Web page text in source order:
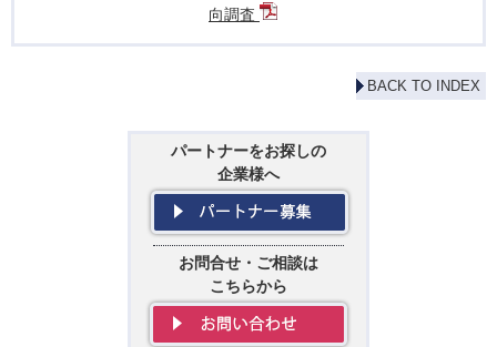
向調査
BACK TO INDEX
パートナーをお探しの
企業様へ
お問合せ・ご相談は
こちらから